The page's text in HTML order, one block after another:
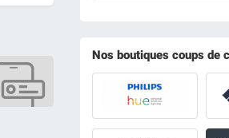
Nos boutiques coups de